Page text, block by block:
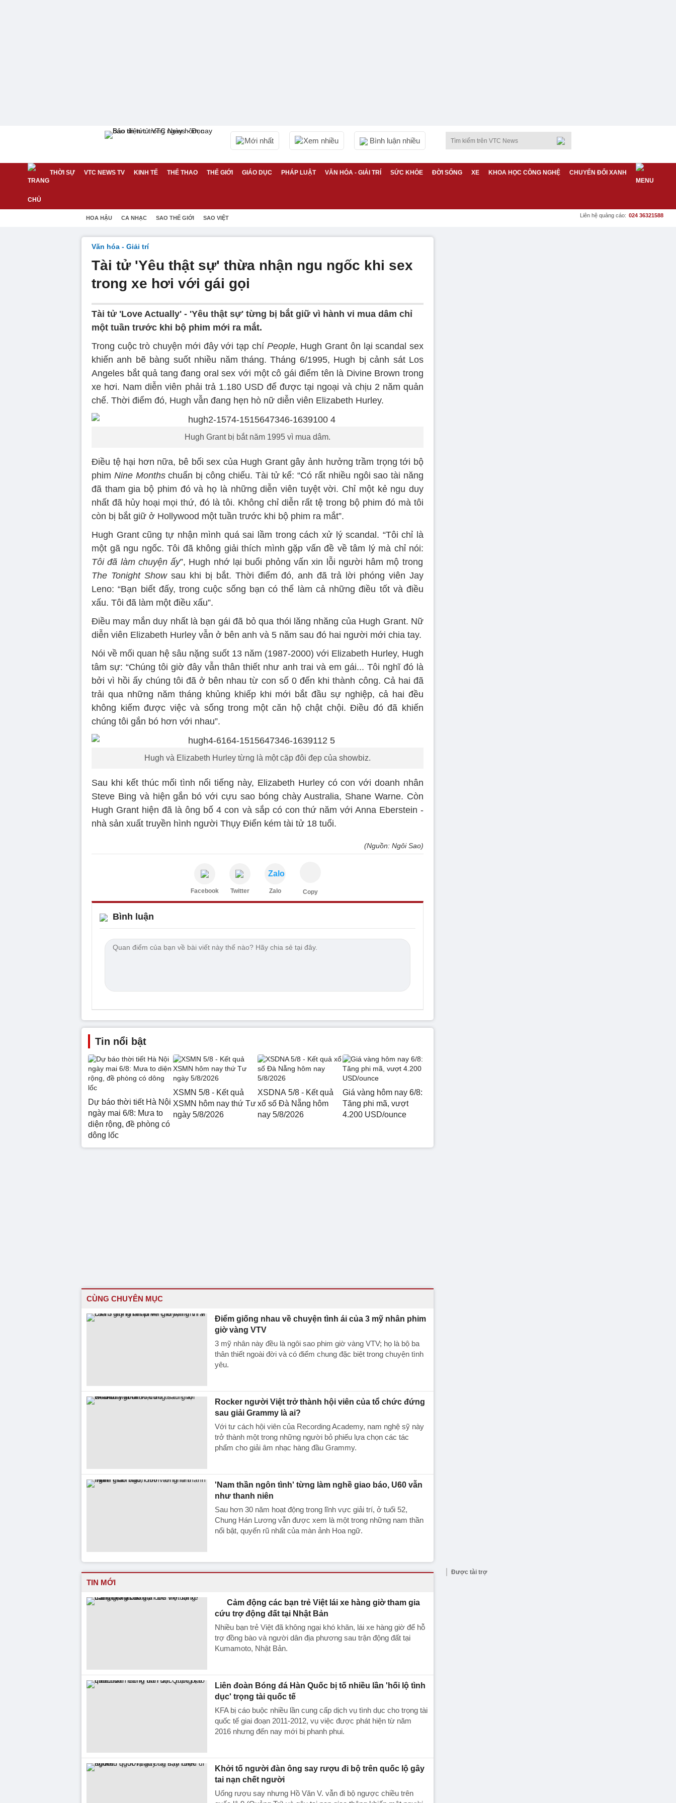
Mới nhất Xem nhiều Bình luận nhiều
THỜI SỰ VTC NEWS TV KINH TẾ THỂ THAO THẾ GIỚI GIÁO DỤC PHÁP LUẬT VĂN HÓA - GIẢI TRÍ SỨC KHỎE ĐỜI SỐNG XE KHOA HỌC CÔNG NGHỆ CHUYỂN ĐỔI XANH
HOA HẬU CA NHẠC SAO THẾ GIỚI SAO VIỆT Liên hệ quảng cáo: 024 36321588
Văn hóa - Giải trí
Tài tử 'Yêu thật sự' thừa nhận ngu ngốc khi sex
trong xe hơi với gái gọi
Tài tử 'Love Actually' - 'Yêu thật sự' từng bị bắt giữ vì hành vi mua dâm chỉ
một tuần trước khi bộ phim mới ra mắt.
Trong cuộc trò chuyện mới đây với tạp chí People, Hugh Grant ôn lại scandal sex
khiến anh bẽ bàng suốt nhiều năm tháng. Tháng 6/1995, Hugh bị cảnh sát Los
Angeles bắt quả tang đang oral sex với một cô gái điếm tên là Divine Brown trong
xe hơi. Nam diễn viên phải trả 1.180 USD để được tại ngoại và chịu 2 năm quản
chế. Thời điểm đó, Hugh vẫn đang hẹn hò nữ diễn viên Elizabeth Hurley.
Hugh Grant bị bắt năm 1995 vì mua dâm.
Điều tệ hại hơn nữa, bê bối sex của Hugh Grant gây ảnh hưởng trầm trọng tới bộ
phim Nine Monthschuẩn bị công chiếu. Tài tử kể: “Có rất nhiều ngôi sao tài năng
đã tham gia bộ phim đó và họ là những diễn viên tuyệt vời. Chỉ một kẻ ngu duy
nhất đã hủy hoại mọi thứ, đó là tôi. Không chỉ diễn rất tệ trong bộ phim đó mà tôi
còn bị bắt giữ ở Hollywood một tuần trước khi bộ phim ra mắt”.
Hugh Grant cũng tự nhận mình quá sai lầm trong cách xử lý scandal. “Tôi chỉ là
một gã ngu ngốc. Tôi đã không giải thích mình gặp vấn đề về tâm lý mà chỉ nói:
Tôi đã làm chuyện ấy”, Hugh nhớ lại buổi phỏng vấn xin lỗi người hâm mộ trong
The Tonight Show sau khi bị bắt. Thời điểm đó, anh đã trả lời phóng viên Jay
Leno: “Bạn biết đấy, trong cuộc sống bạn có thể làm cả những điều tốt và điều
xấu. Tôi đã làm một điều xấu”.
Điều may mắn duy nhất là bạn gái đã bỏ qua thói lăng nhăng của Hugh Grant. Nữ
diễn viên Elizabeth Hurley vẫn ở bên anh và 5 năm sau đó hai người mới chia tay.
Nói về mối quan hệ sâu nặng suốt 13 năm (1987-2000) với Elizabeth Hurley, Hugh
tâm sự: “Chúng tôi giờ đây vẫn thân thiết như anh trai và em gái... Tôi nghĩ đó là
bởi vì hồi ấy chúng tôi đã ở bên nhau từ con số 0 đến khi thành công. Cả hai đã
trải qua những năm tháng khủng khiếp khi mới bắt đầu sự nghiệp, cả hai đều
không kiếm được việc và sống trong một căn hộ chật chội. Điều đó đã khiến
chúng tôi gắn bó hơn với nhau”.
Hugh và Elizabeth Hurley từng là một cặp đôi đẹp của showbiz.
Sau khi kết thúc mối tình nổi tiếng này, Elizabeth Hurley có con với doanh nhân
Steve Bing và hiện gắn bó với cựu sao bóng chày Australia, Shane Warne. Còn
Hugh Grant hiện đã là ông bố 4 con và sắp có con thứ năm với Anna Eberstein -
nhà sản xuất truyền hình người Thụy Điển kém tài tử 18 tuổi.
(Nguồn: Ngôi Sao)
Facebook Twitter
Zalo
Zalo Copy
Bình luận
Tin nổi bật
Dự báo thời tiết Hà Nội
ngày mai 6/8: Mưa to
diện rộng, đề phòng có
dông lốc
XSMN 5/8 - Kết quả
XSMN hôm nay thứ Tư
ngày 5/8/2026
XSDNA 5/8 - Kết quả
xổ số Đà Nẵng hôm
nay 5/8/2026
Giá vàng hôm nay 6/8:
Tăng phi mã, vượt
4.200 USD/ounce
CÙNG CHUYÊN MỤC
Điểm giống nhau về chuyện tình ái của 3 mỹ nhân phim
giờ vàng VTV
3 mỹ nhân này đều là ngôi sao phim giờ vàng VTV; họ là bộ ba
thân thiết ngoài đời và có điểm chung đặc biệt trong chuyện tình
yêu.
Rocker người Việt trở thành hội viên của tổ chức đứng
sau giải Grammy là ai?
Với tư cách hội viên của Recording Academy, nam nghệ sỹ này
trở thành một trong những người bỏ phiếu lựa chọn các tác
phẩm cho giải âm nhạc hàng đầu Grammy.
'Nam thần ngôn tình' từng làm nghề giao báo, U60 vẫn
như thanh niên
Sau hơn 30 năm hoạt động trong lĩnh vực giải trí, ở tuổi 52,
Chung Hán Lương vẫn được xem là một trong những nam thần
nổi bật, quyến rũ nhất của màn ảnh Hoa ngữ.
TIN MỚI
Cảm động các bạn trẻ Việt lái xe hàng giờ tham gia
cứu trợ động đất tại Nhật Bản
Nhiều bạn trẻ Việt đã không ngại khó khăn, lái xe hàng giờ để hỗ
trợ đồng bào và người dân địa phương sau trận động đất tại
Kumamoto, Nhật Bản.
Liên đoàn Bóng đá Hàn Quốc bị tố nhiều lần 'hối lộ tình
dục' trọng tài quốc tế
KFA bị cáo buộc nhiều lần cung cấp dịch vụ tình dục cho trọng tài
quốc tế giai đoạn 2011-2012, vụ việc được phát hiện từ năm
2016 nhưng đến nay mới bị phanh phui.
Khởi tố người đàn ông say rượu đi bộ trên quốc lộ gây
tai nạn chết người
Uống rượu say nhưng Hồ Văn V. vẫn đi bộ ngược chiều trên
Được tài trợ